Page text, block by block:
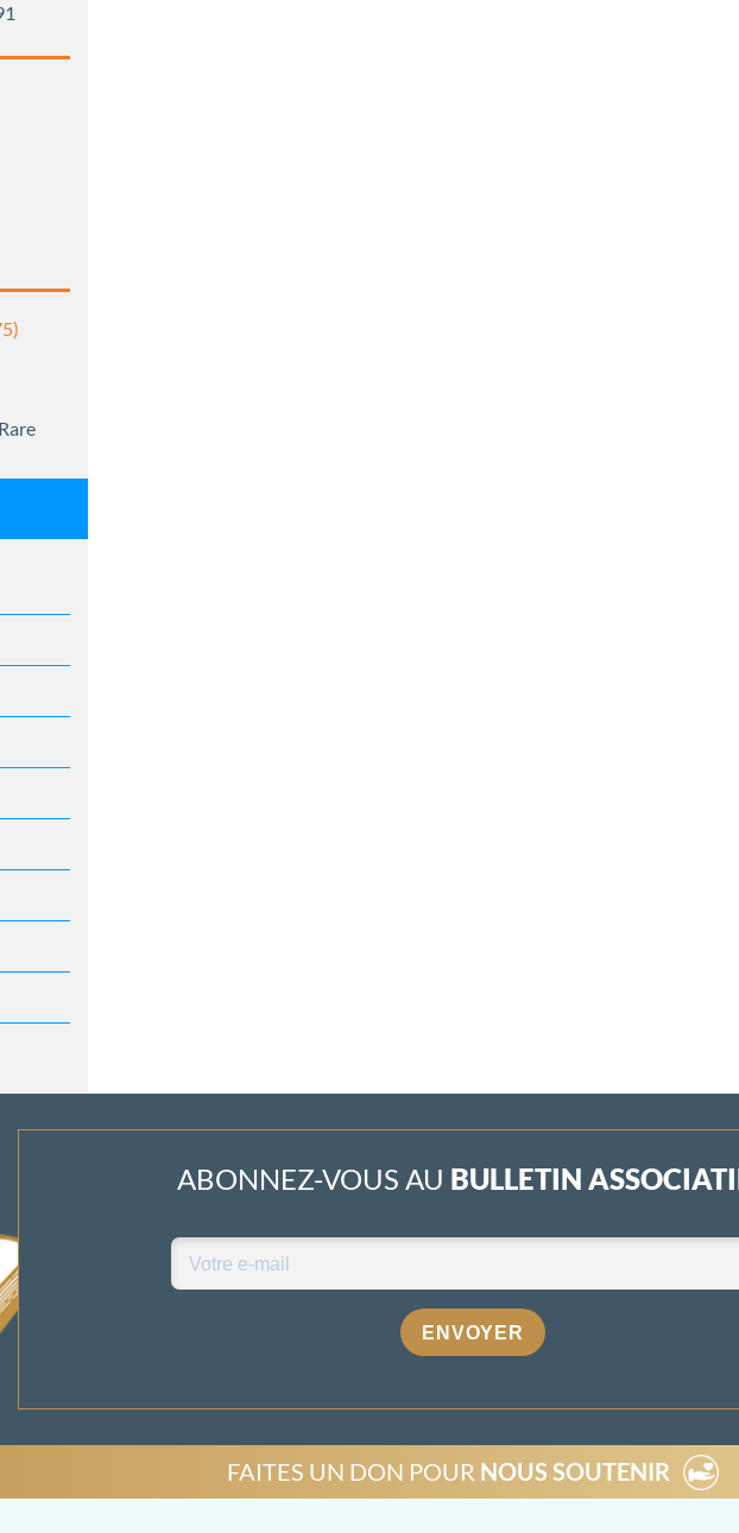
ABONNEZ-VOUS AU BULLETIN
ENVOYER
FAITES UN DON POUR NOUS SOUTENIR